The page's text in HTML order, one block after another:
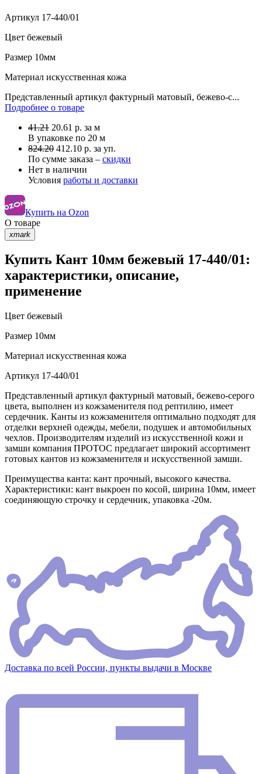
Артикул 17-440/01
Цвет бежевый
Размер 10мм
Материал искусственная кожа
Представленный артикул фактурный матовый, бежево-с...
Подробнее о товаре
41.21 20.61 р. за м
В упаковке по 20 м
824.20 412.10 р. за уп.
По сумме заказа – скидки
Нет в наличии
Условия работы и доставки
Купить на Ozon
О товаре
xmark
Купить Кант 10мм бежевый 17-440/01:
характеристики, описание,
применение
Цвет бежевый
Размер 10мм
Материал искусственная кожа
Артикул 17-440/01
Представленный артикул фактурный матовый, бежево-серого
цвета, выполнен из кожзаменителя под рептилию, имеет
сердечник. Канты из кожзаменителя оптимально подходят для
отделки верхней одежды, мебели, подушек и автомобильных
чехлов. Производителям изделий из искусственной кожи и
замши компания ПРОТОС предлагает широкий ассортимент
готовых кантов из кожзаменителя и искусственной замши.
Преимущества канта: кант прочный, высокого качества.
Характеристики: кант выкроен по косой, ширина 10мм, имеет
соединяющую строчку и сердечник, упаковка -20м.
Доставка по всей России, пункты выдачи в Москве